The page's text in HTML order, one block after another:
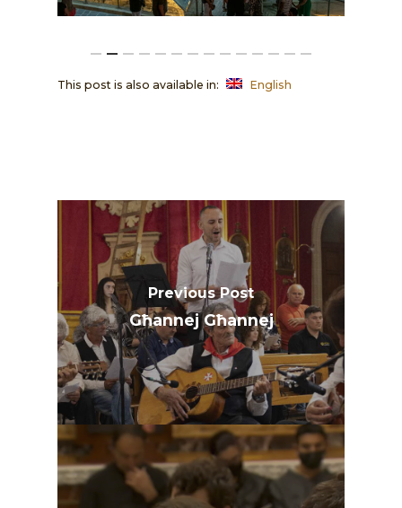
This post is also available in: English
Previous Post
Għannej Għannej